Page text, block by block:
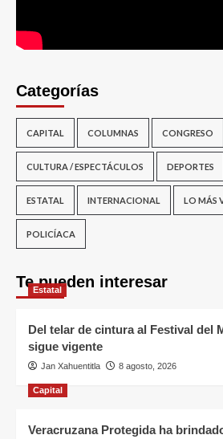
Categorías
CAPITAL COLUMNAS CONGRESO
CULTURA / ESPECTÁCULOS DEPORTES
ESTATAL INTERNACIONAL LO MÁS
POLICÍACA
Te pueden interesar
Estatal
Del telar de cintura al Festival del
sigue vigente
Jan Xahuentitla 8 agosto, 2026
Capital
Veracruzana Protegida ha